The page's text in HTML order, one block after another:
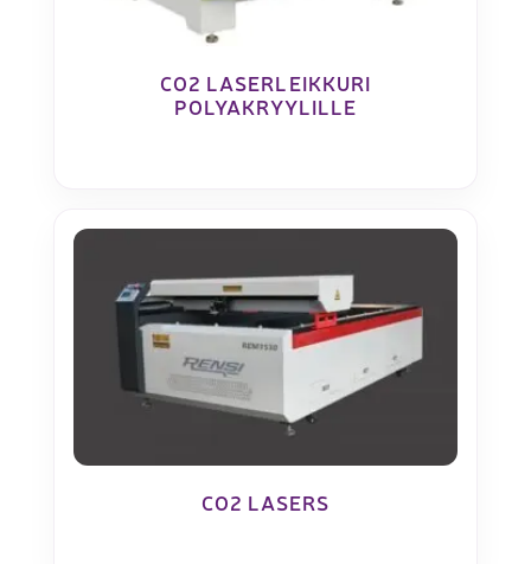
CO2 LASERLEIKKURI
POLYAKRYYLILLE
CO2 LASERS